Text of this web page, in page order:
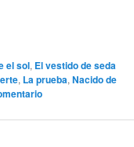
el sol, El vestido de seda
, La prueba, Nacido de